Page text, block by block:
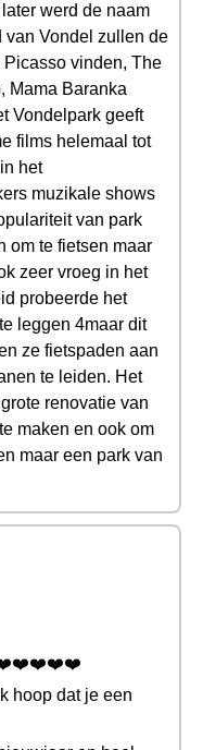
werd de naam
van Vondel zullen de
vinden, The
Mama Baranka
Vondelpark geeft
films helemaal tot
het
muzikale shows
van park
om te fietsen maar
zeer vroeg in het
probeerde het
leggen 4maar dit
ze fietspaden aan
te leiden. Het
renovatie van
maken en ook om
maar een park van
hoop dat je een